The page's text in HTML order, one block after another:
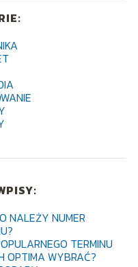
NALEŻY NUMER
TERMINU
OPTIMA WYBRAĆ?